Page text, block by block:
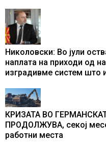
Николовски: Во јули
наплата на приходи од
изградивме систем што
КРИЗАТА ВО
ПРОДОЛЖУВА, секој
работни места